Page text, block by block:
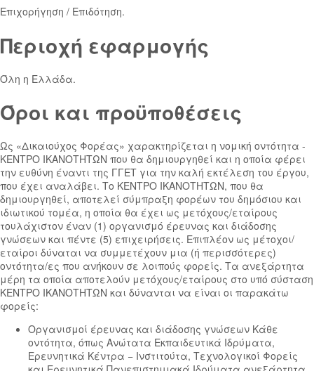
Επιχορήγηση / Επιδότηση.
Περιοχή εφαρμογής
Όλη η Ελλάδα.
Όροι και προϋποθέσεις
Ως «Δικαιούχος Φορέας» χαρακτηρίζεται η νομική οντότητα -
ΚΕΝΤΡΟ ΙΚΑΝΟΤΗΤΩΝ που θα δημιουργηθεί και η οποία φέρει
την ευθύνη έναντι της ΓΓΕΤ για την καλή εκτέλεση του έργου,
που έχει αναλάβει. Το ΚΕΝΤΡΟ ΙΚΑΝΟΤΗΤΩΝ, που θα
δημιουργηθεί, αποτελεί σύμπραξη φορέων του δημόσιου και
ιδιωτικού τομέα, η οποία θα έχει ως μετόχους/εταίρους
τουλάχιστον έναν (1) οργανισμό έρευνας και διάδοσης
γνώσεων και πέντε (5) επιχειρήσεις. Επιπλέον ως μέτοχοι/
εταίροι δύναται να συμμετέχουν μια (ή περισσότερες)
οντότητα/ες που ανήκουν σε λοιπούς φορείς. Τα ανεξάρτητα
μέρη τα οποία αποτελούν μετόχους/εταίρους στο υπό σύσταση
ΚΕNΤΡO ΙΚΑΝΟΤΗΤΩΝ και δύνανται να είναι οι παρακάτω
φορείς:
Οργανισμοί έρευνας και διάδοσης γνώσεων Κάθε
οντότητα, όπως Ανώτατα Εκπαιδευτικά Ιδρύματα,
Ερευνητικά Κέντρα − Ινστιτούτα, Τεχνολογικοί Φορείς